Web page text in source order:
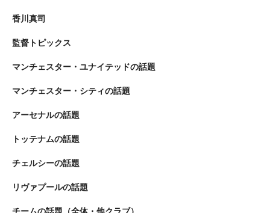
香川真司
監督トピックス
マンチェスター・ユナイテッドの話題
マンチェスター・シティの話題
アーセナルの話題
トッテナムの話題
チェルシーの話題
リヴァプールの話題